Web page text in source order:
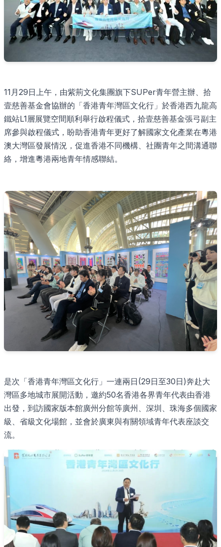
11月29日上午，由紫荊文化集團旗下SUPer青年營主辦、拾
壹慈善基金會協辦的「香港青年灣區文化行」於香港西九龍高
鐵站L1層展覽空間順利舉行啟程儀式，拾壹慈善基金張弓副主
席參與啟程儀式，盼助香港青年更好了解國家文化產業在粵港
澳大灣區發展情況，促進香港不同機構、社團青年之間溝通聯
絡，增進粵港兩地青年情感聯結。
是次「香港青年灣區文化行」一連兩日(29日至30日)奔赴大
灣區多地城市展開活動，邀約50名香港各界青年代表由香港
出發，到訪國家版本館廣州分館等廣州、深圳、珠海多個國家
級、省級文化場館，並會於廣東與有關領域青年代表座談交
流。